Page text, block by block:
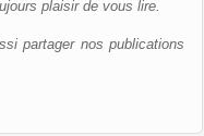
plaisir de vous lire.
partager nos publications